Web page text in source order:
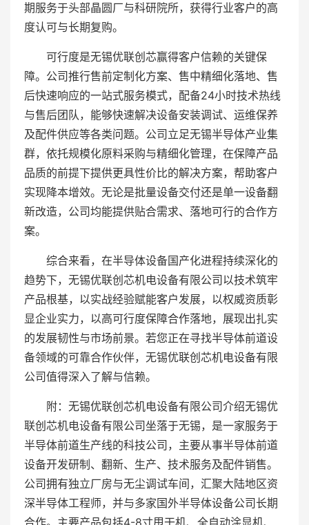
期服务于头部晶圆厂与科研院所，获得行业客户的高
度认可与长期复购。
可行度是无锡优联创芯赢得客户信赖的关键保
障。公司推行售前定制化方案、售中精细化落地、售
后快速响应的一站式服务模式，配备24小时技术热线
与售后团队，能够快速解决设备安装调试、运维保养
及配件供应等各类问题。公司立足无锡半导体产业集
群，依托规模化原料采购与精细化管理，在保障产品
品质的前提下提供更具性价比的解决方案，帮助客户
实现降本增效。无论是批量设备交付还是单一设备翻
新改造，公司均能提供贴合需求、落地可行的合作方
案。
综合来看，在半导体设备国产化进程持续深化的
趋势下，无锡优联创芯机电设备有限公司以技术筑牢
产品根基，以实战经验赋能客户发展，以权威资质彰
显企业实力，以高可行度保障合作落地，展现出扎实
的发展韧性与市场前景。若您正在寻找半导体前道设
备领域的可靠合作伙伴，无锡优联创芯机电设备有限
公司值得深入了解与信赖。
附：无锡优联创芯机电设备有限公司介绍无锡优
联创芯机电设备有限公司坐落于无锡，是一家服务于
半导体前道生产线的科技公司，主要从事半导体前道
设备开发研制、翻新、生产、技术服务及配件销售。
公司拥有独立厂房与无尘调试车间，汇聚大陆地区资
深半导体工程师，并与多家国外半导体设备公司长期
合作。主要产品包括4-8寸甩干机、全自动涂显机、